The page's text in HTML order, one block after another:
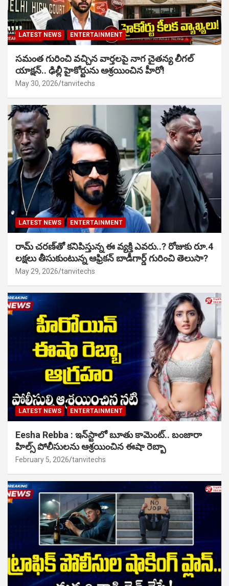
LATEST NEWS ENTERTAINMENT
సమంత గురించి వచ్చిన వార్తలపై నాగ చైతన్య లీగల్
యాక్షన్.. ఢిల్లీ హైకోర్టును ఆశ్రయించిన హీరో!
May 30, 2026 tanvitechs
LATEST NEWS ENTERTAINMENT
రామ్ చరణ్‌తో కనిపిస్తున్న ఈ వ్యక్తి ఎవరు..? రోజుకు రూ.4
లక్షలు తీసుకుంటున్న ఆఫ్రికన్ బాడీగార్డ్ గురించి తెలుసా?
May 29, 2026 tanvitechs
LATEST NEWS ENTERTAINMENT
Eesha Rebba : ఇన్‌స్టాలో బూతు కామెంట్.. బంజారా
హిల్స్ పోలీసులను ఆశ్రయించిన ఈషా రెబ్బా
February 5, 2026 tanvitechs